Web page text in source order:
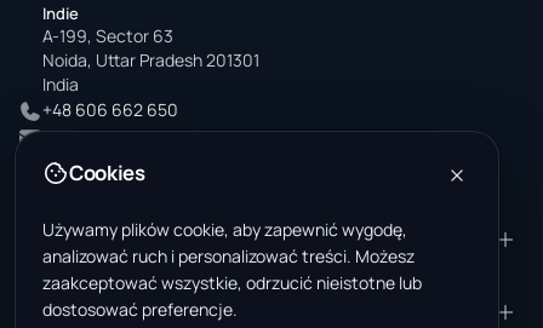
Indie
A-199, Sector 63
Noida, Uttar Pradesh 201301
India
+48 606 662 650
support@wastemarkt.com
office@wastemarkt.com
PRODUKT
Marketplace
Materiały — sprzedaż
ZASOBY
Akademia dostawcy
FIRMA
Cookies
Używamy plików cookie, aby zapewnić wygodę,
analizować ruch i personalizować treści. Możesz
zaakceptować wszystkie, odrzucić nieistotne lub
dostosować preferencje.